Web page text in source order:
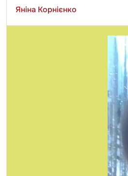
Яніна Корнієнко